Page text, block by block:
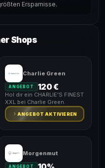
Ersparnisse.
Shops
Charlie Green
ANGEBOT 120 €
Hol dir ein CHARLIE'S FINEST
XXL bei Charlie Green.
ANGEBOT AKTIVIEREN
Morgenmut
ANGEBOT